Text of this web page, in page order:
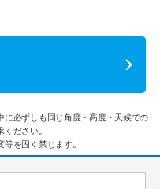
必ずしも同じ角度・高度・天候での
ださい。
を固く禁じます。